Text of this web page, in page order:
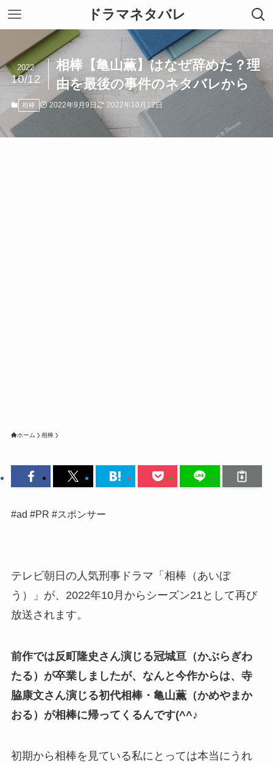
ドラマネタバレ
相棒【亀山薫】はなぜ辞めた？理
由を最後の事件のネタバレから
2022
10/12
相棒 2022年9月9日 2022年10月12日
ホーム 相棒
#ad #PR #スポンサー
テレビ朝日の人気刑事ドラマ「相棒（あいぼ
う）」が、2022年10月からシーズン21として再び
放送されます。
前作では反町隆史さん演じる冠城亘（かぶらぎわ
たる）が卒業しましたが、なんと今作からは、寺
脇康文さん演じる初代相棒・亀山薫（かめやまか
おる）が相棒に帰ってくるんです(^^♪
初期から相棒を見ている私にとっては本当にうれ